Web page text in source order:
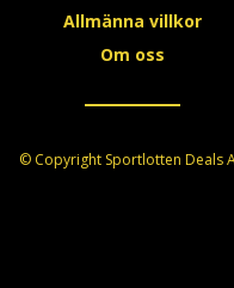
Allmänna villkor
Om oss
© Copyright Sportlotten Deals